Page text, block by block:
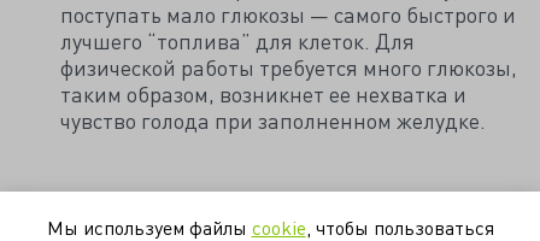
поступать мало глюкозы — самого быстрого и
лучшего “топлива” для клеток. Для
физической работы требуется много глюкозы,
таким образом, возникнет ее нехватка и
чувство голода при заполненном желудке.
Мы используем файлы cookie , чтобы пользоваться